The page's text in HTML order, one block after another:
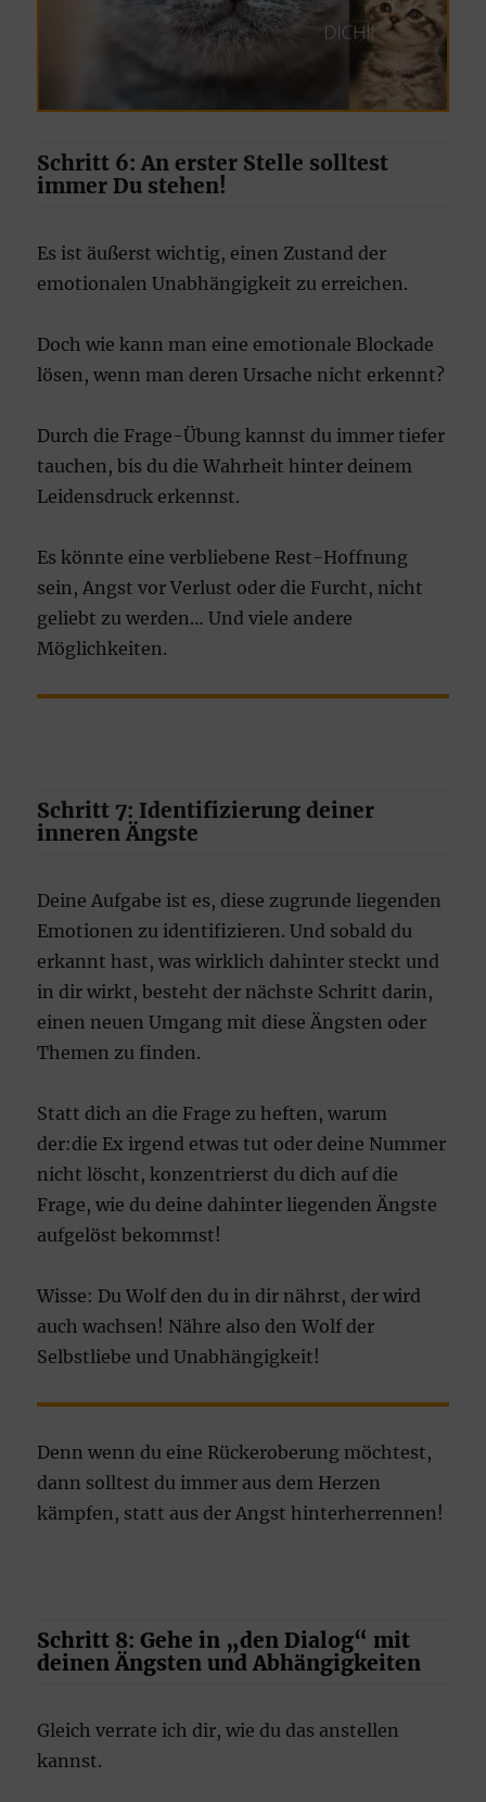
Schritt 6: An erster Stelle solltest
immer Du stehen!
Es ist äußerst wichtig, einen Zustand der
emotionalen Unabhängigkeit zu erreichen.
Doch wie kann man eine emotionale Blockade
lösen, wenn man deren Ursache nicht erkennt?
Durch die Frage-Übung kannst du immer tiefer
tauchen, bis du die Wahrheit hinter deinem
Leidensdruck erkennst.
Es könnte eine verbliebene Rest-Hoffnung
sein, Angst vor Verlust oder die Furcht, nicht
geliebt zu werden… Und viele andere
Möglichkeiten.
Schritt 7: Identifizierung deiner
inneren Ängste
Deine Aufgabe ist es, diese zugrunde liegenden
Emotionen zu identifizieren. Und sobald du
erkannt hast, was wirklich dahinter steckt und
in dir wirkt, besteht der nächste Schritt darin,
einen neuen Umgang mit diese Ängsten oder
Themen zu finden.
Statt dich an die Frage zu heften, warum
der:die Ex irgend etwas tut oder deine Nummer
nicht löscht, konzentrierst du dich auf die
Frage, wie du deine dahinter liegenden Ängste
aufgelöst bekommst!
Wisse: Du Wolf den du in dir nährst, der wird
auch wachsen! Nähre also den Wolf der
Selbstliebe und Unabhängigkeit!
Denn wenn du eine Rückeroberung möchtest,
dann solltest du immer aus dem Herzen
kämpfen, statt aus der Angst hinterherrennen!
Schritt 8: Gehe in „den Dialog“ mit
deinen Ängsten und Abhängigkeiten
Gleich verrate ich dir, wie du das anstellen
kannst.